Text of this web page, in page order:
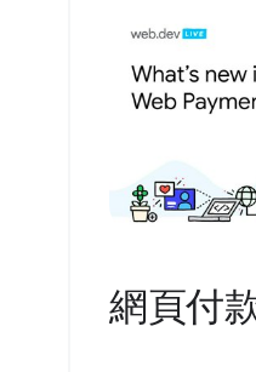
網頁付